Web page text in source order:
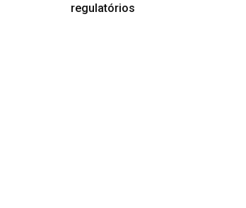
regulatórios